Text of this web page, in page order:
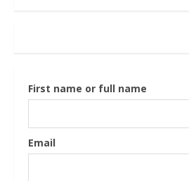
First name or full name
Email